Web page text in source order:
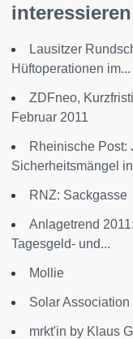
interessieren
Lausitzer
Hüftoperationen im...
ZDFneo,
Februar 2011
Rheinische Post:
Sicherheitsmängel
RNZ: Sackgasse
Anlagetrend
Tagesgeld- und...
Mollie
Solar Association
mrkt'in by Klaus